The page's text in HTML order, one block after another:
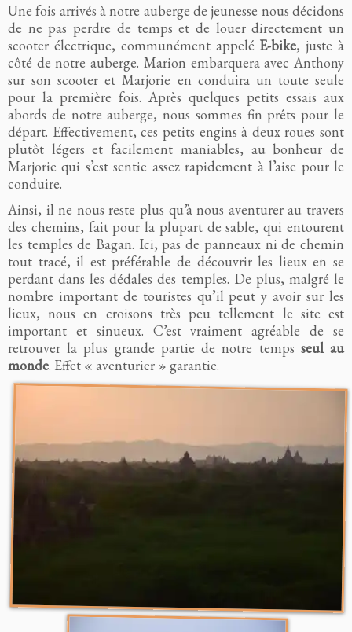
Une fois arrivés à notre auberge de jeunesse nous décidons
de ne pas perdre de temps et de louer directement un
scooter électrique, communément appelé E-bike, juste à
côté de notre auberge. Marion embarquera avec Anthony
sur son scooter et Marjorie en conduira un toute seule
pour la première fois. Après quelques petits essais aux
abords de notre auberge, nous sommes fin prêts pour le
départ. Effectivement, ces petits engins à deux roues sont
plutôt légers et facilement maniables, au bonheur de
Marjorie qui s’est sentie assez rapidement à l’aise pour le
conduire.
Ainsi, il ne nous reste plus qu’à nous aventurer au travers
des chemins, fait pour la plupart de sable, qui entourent
les temples de Bagan. Ici, pas de panneaux ni de chemin
tout tracé, il est préférable de découvrir les lieux en se
perdant dans les dédales des temples. De plus, malgré le
nombre important de touristes qu’il peut y avoir sur les
lieux, nous en croisons très peu tellement le site est
important et sinueux. C’est vraiment agréable de se
retrouver la plus grande partie de notre temps seul au
monde. Effet « aventurier » garantie.